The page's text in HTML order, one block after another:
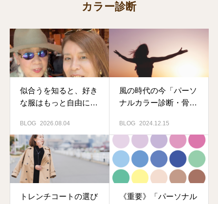
カラー診断
似合うを知ると、好き
な服はもっと自由に選
BLOG 2026.08.04
風の時代の今「パーソ
ナルカラー診断・骨格
BLOG 2024.12.15
トレンチコートの選び
《重要》「パーソナル